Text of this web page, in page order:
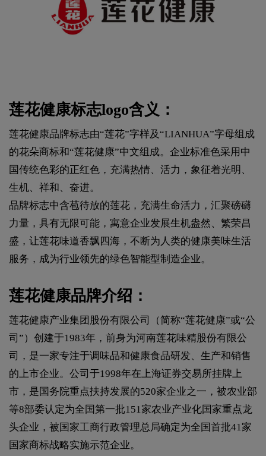
莲花健康标志logo含义：
莲花健康品牌标志由“莲花”字样及“LIANHUA”字母组成
的花朵商标和“莲花健康”中文组成。企业标准色采用中
国传统色彩的正红色，充满热情、活力，象征着光明、
生机、祥和、奋进。
品牌标志中含苞待放的莲花，充满生命活力，汇聚磅礴
力量，具有无限可能，寓意企业发展生机盎然、繁荣昌
盛，让莲花味道香飘四海，不断为人类的健康美味生活
服务，成为行业领先的绿色智能型制造企业。
莲花健康品牌介绍：
莲花健康产业集团股份有限公司（简称“莲花健康”或“公
司”）创建于1983年，前身为河南莲花味精股份有限公
司，是一家专注于调味品和健康食品研发、生产和销售
的上市企业。公司于1998年在上海证券交易所挂牌上
市，是国务院重点扶持发展的520家企业之一，被农业部
等8部委认定为全国第一批151家农业产业化国家重点龙
头企业，被国家工商行政管理总局确定为全国首批41家
国家商标战略实施示范企业。